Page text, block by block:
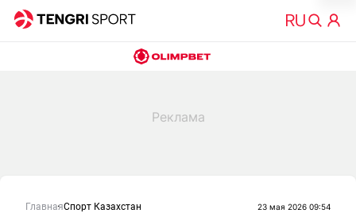
ГлавнаяСпорт Казахстан 23 мая 2026 09:54